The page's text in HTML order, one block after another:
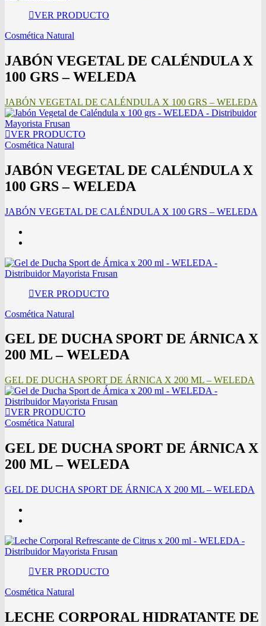
VER PRODUCTO
Cosmética Natural
JABÓN VEGETAL DE CALÉNDULA X
100 GRS – WELEDA
JABÓN VEGETAL DE CALÉNDULA X 100 GRS – WELEDA
VER PRODUCTO
Cosmética Natural
JABÓN VEGETAL DE CALÉNDULA X
100 GRS – WELEDA
JABÓN VEGETAL DE CALÉNDULA X 100 GRS – WELEDA
VER PRODUCTO
Cosmética Natural
GEL DE DUCHA SPORT DE ÁRNICA X
200 ML – WELEDA
GEL DE DUCHA SPORT DE ÁRNICA X 200 ML – WELEDA
VER PRODUCTO
Cosmética Natural
GEL DE DUCHA SPORT DE ÁRNICA X
200 ML – WELEDA
GEL DE DUCHA SPORT DE ÁRNICA X 200 ML – WELEDA
VER PRODUCTO
Cosmética Natural
LECHE CORPORAL HIDRATANTE DE